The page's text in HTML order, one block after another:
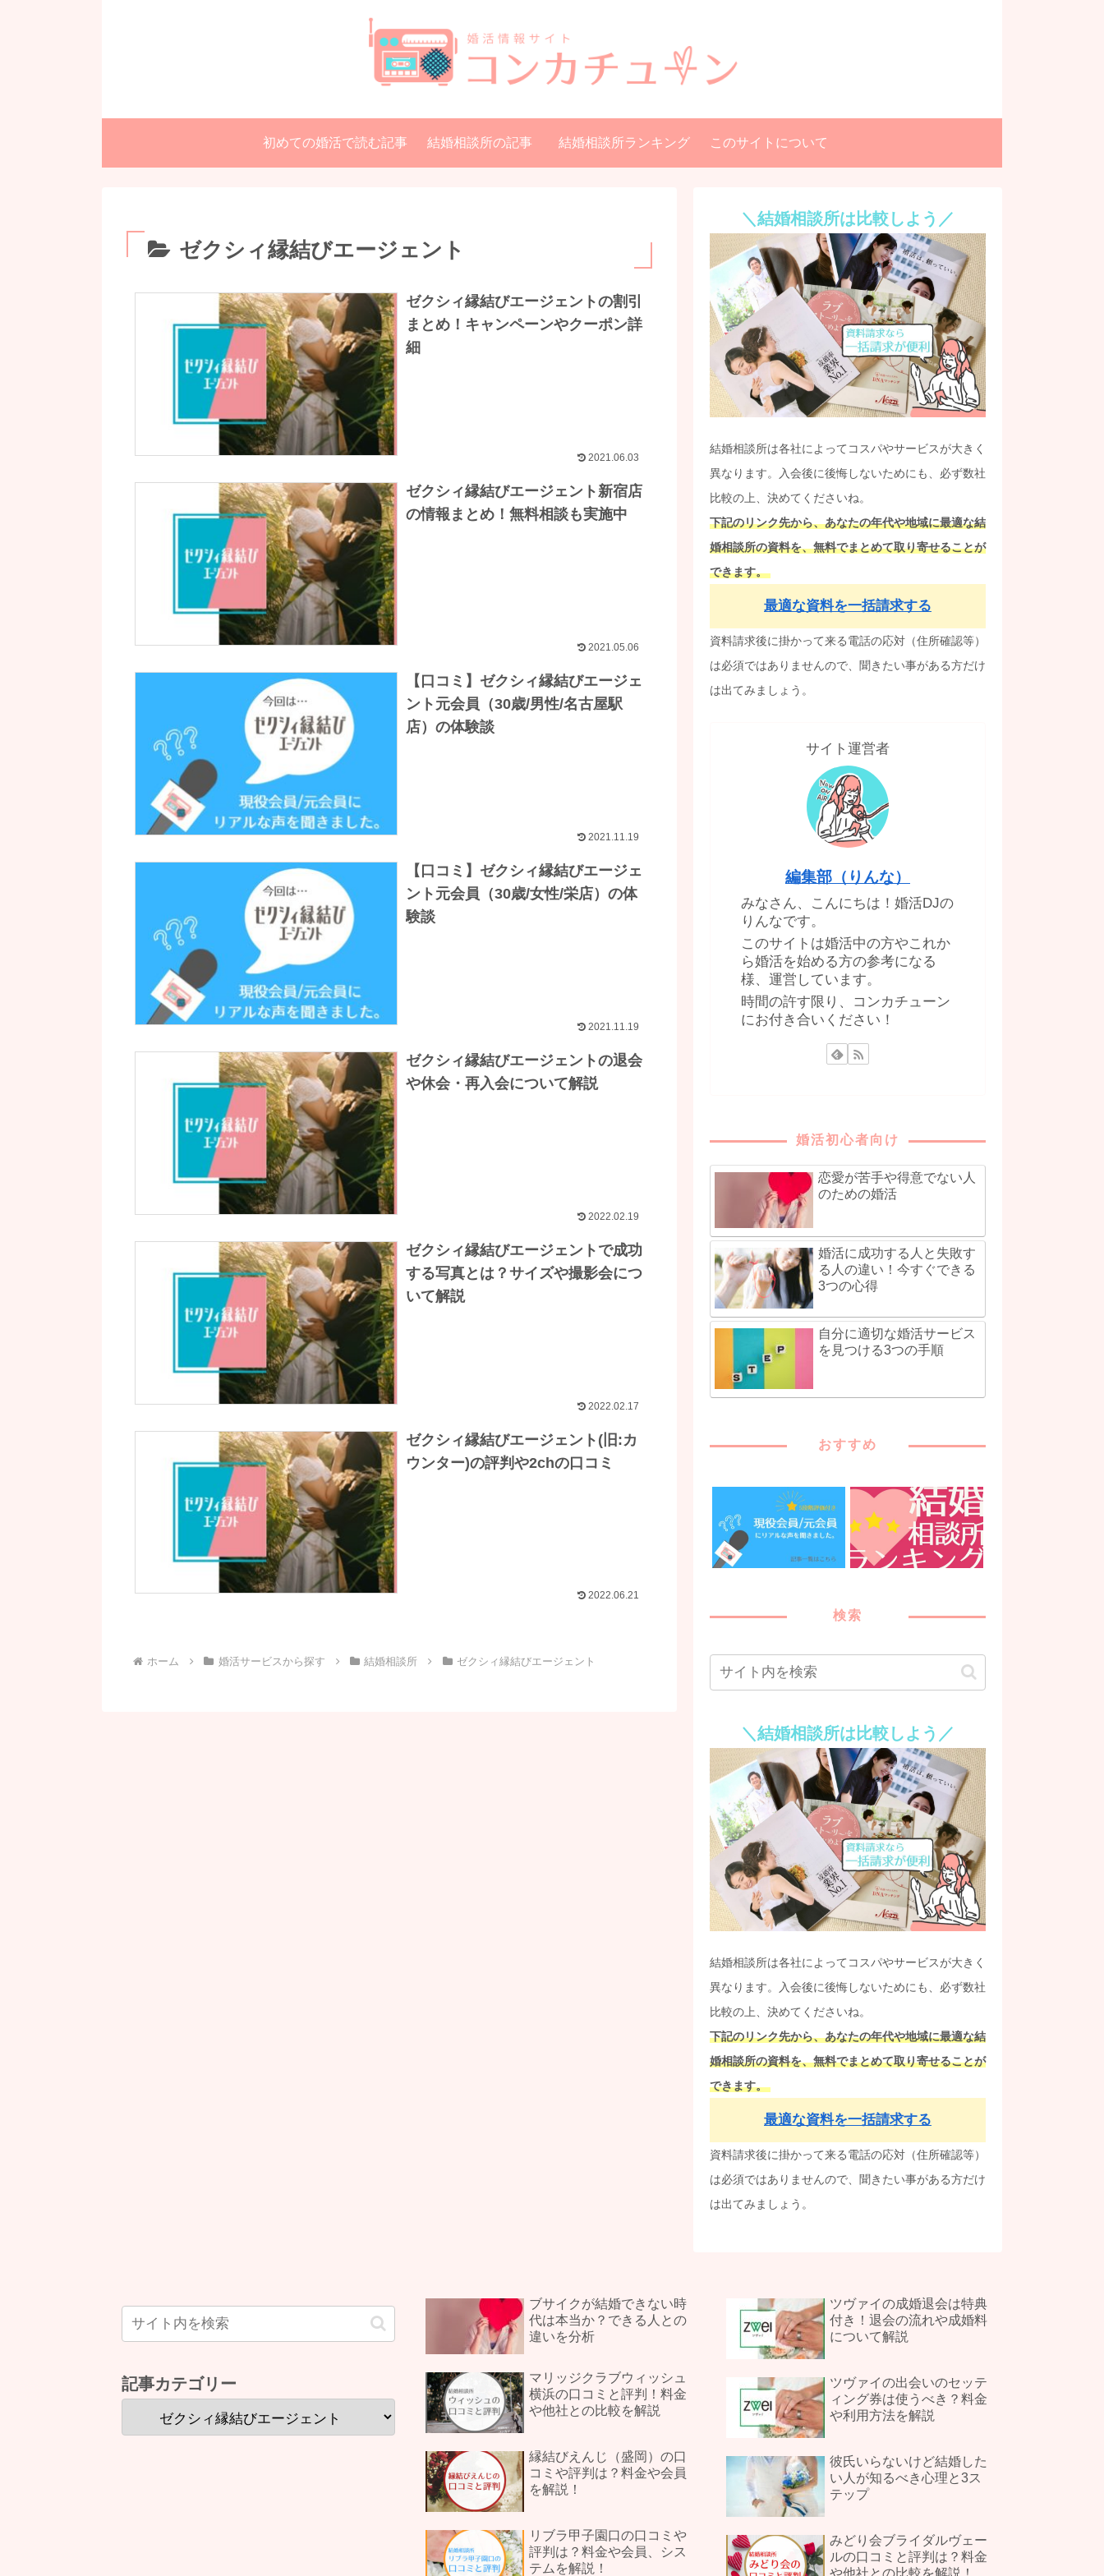
初めての婚活で読む記事 結婚相談所の記事 結婚相談所ランキング このサイトについて
ゼクシィ縁結びエージェント
ゼクシィ縁結びエージェントの割引
まとめ！キャンペーンやクーポン詳
細
2021.06.03
ゼクシィ縁結びエージェント新宿店
の情報まとめ！無料相談も実施中
2021.05.06
【口コミ】ゼクシィ縁結びエージェ
ント元会員（30歳/男性/名古屋駅
店）の体験談
2021.11.19
【口コミ】ゼクシィ縁結びエージェ
ント元会員（30歳/女性/栄店）の体
験談
2021.11.19
ゼクシィ縁結びエージェントの退会
や休会・再入会について解説
2022.02.19
ゼクシィ縁結びエージェントで成功
する写真とは？サイズや撮影会につ
いて解説
2022.02.17
ゼクシィ縁結びエージェント(旧:カ
ウンター)の評判や2chの口コミ
2022.06.21
ホーム 婚活サービスから探す 結婚相談所 ゼクシィ縁結びエージェント
＼結婚相談所は比較しよう／
結婚相談所は各社によってコスパやサービスが大きく
異なります。入会後に後悔しないためにも、必ず数社
比較の上、決めてくださいね。
下記のリンク先から、あなたの年代や地域に最適な結
婚相談所の資料を、無料でまとめて取り寄せることが
できます。
最適な資料を一括請求する
資料請求後に掛かって来る電話の応対（住所確認等）
は必須ではありませんので、聞きたい事がある方だけ
は出てみましょう。
サイト運営者
編集部（りんな）
みなさん、こんにちは！婚活DJの
りんなです。
このサイトは婚活中の方やこれか
ら婚活を始める方の参考になる
様、運営しています。
時間の許す限り、コンカチューン
にお付き合いください！
婚活初心者向け
恋愛が苦手や得意でない人
のための婚活
婚活に成功する人と失敗す
る人の違い！今すぐできる
3つの心得
自分に適切な婚活サービス
を見つける3つの手順
おすすめ
検索
＼結婚相談所は比較しよう／
結婚相談所は各社によってコスパやサービスが大きく
異なります。入会後に後悔しないためにも、必ず数社
比較の上、決めてくださいね。
下記のリンク先から、あなたの年代や地域に最適な結
婚相談所の資料を、無料でまとめて取り寄せることが
できます。
最適な資料を一括請求する
資料請求後に掛かって来る電話の応対（住所確認等）
は必須ではありませんので、聞きたい事がある方だけ
は出てみましょう。
記事カテゴリー
ブサイクが結婚できない時
代は本当か？できる人との
違いを分析
マリッジクラブウィッシュ
横浜の口コミと評判！料金
や他社との比較を解説
縁結びえんじ（盛岡）の口
コミや評判は？料金や会員
を解説！
リブラ甲子園口の口コミや
評判は？料金や会員、シス
テムを解説！
ツヴァイの成婚退会は特典
付き！退会の流れや成婚料
について解説
ツヴァイの出会いのセッテ
ィング券は使うべき？料金
や利用方法を解説
彼氏いらないけど結婚した
い人が知るべき心理と3ス
テップ
みどり会ブライダルヴェー
ルの口コミと評判は？料金